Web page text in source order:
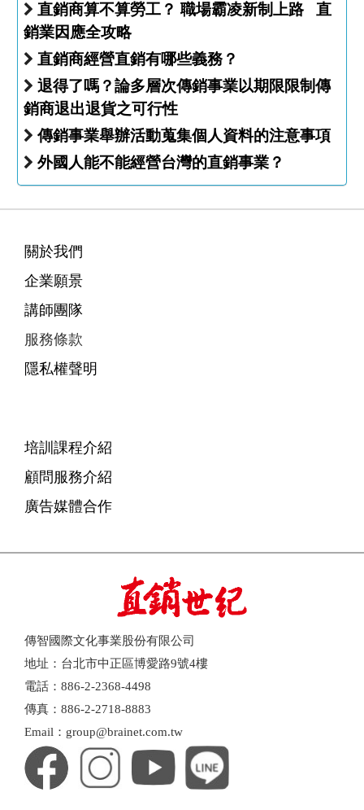
直銷商算不算勞工？ 職場霸凌新制上路 直
銷業因應全攻略
直銷商經營直銷有哪些義務？
退得了嗎？論多層次傳銷事業以期限限制傳
銷商退出退貨之可行性
傳銷事業舉辦活動蒐集個人資料的注意事項
外國人能不能經營台灣的直銷事業？
關於我們
企業願景
講師團隊
服務條款
隱私權聲明
培訓課程介紹
顧問服務介紹
廣告媒體合作
傳智國際文化事業股份有限公司
地址：台北市中正區博愛路9號4樓
電話：886-2-2368-4498
傳真：886-2-2718-8883
Email：group@brainet.com.tw